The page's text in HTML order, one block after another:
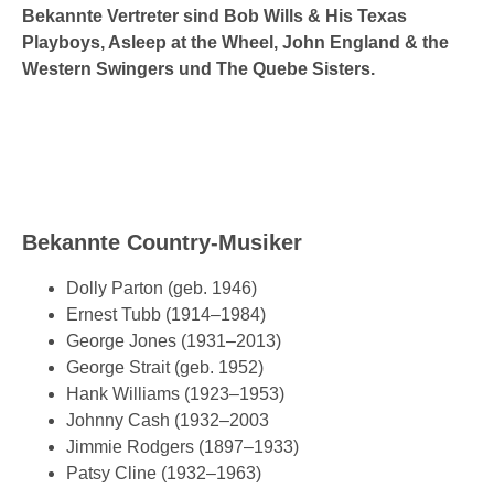
Bekannte Vertreter sind Bob Wills & His Texas
Playboys, Asleep at the Wheel, John England & the
Western Swingers und The Quebe Sisters.
Bekannte Country-Musiker
Dolly Parton (geb. 1946)
Ernest Tubb (1914–1984)
George Jones (1931–2013)
George Strait (geb. 1952)
Hank Williams (1923–1953)
Johnny Cash (1932–2003
Jimmie Rodgers (1897–1933)
Patsy Cline (1932–1963)